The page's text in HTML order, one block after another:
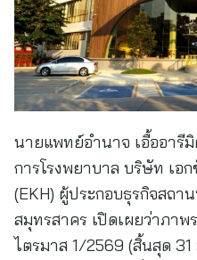
นายแพทย์อำนาจ เอื้ออารี
การโรงพยาบาล บริษัท เอ
(EKH) ผู้ประกอบธุรกิจสถา
สมุทรสาคร เปิดเผยว่าภาพ
ไตรมาส 1/2569 (สิ้นสุด